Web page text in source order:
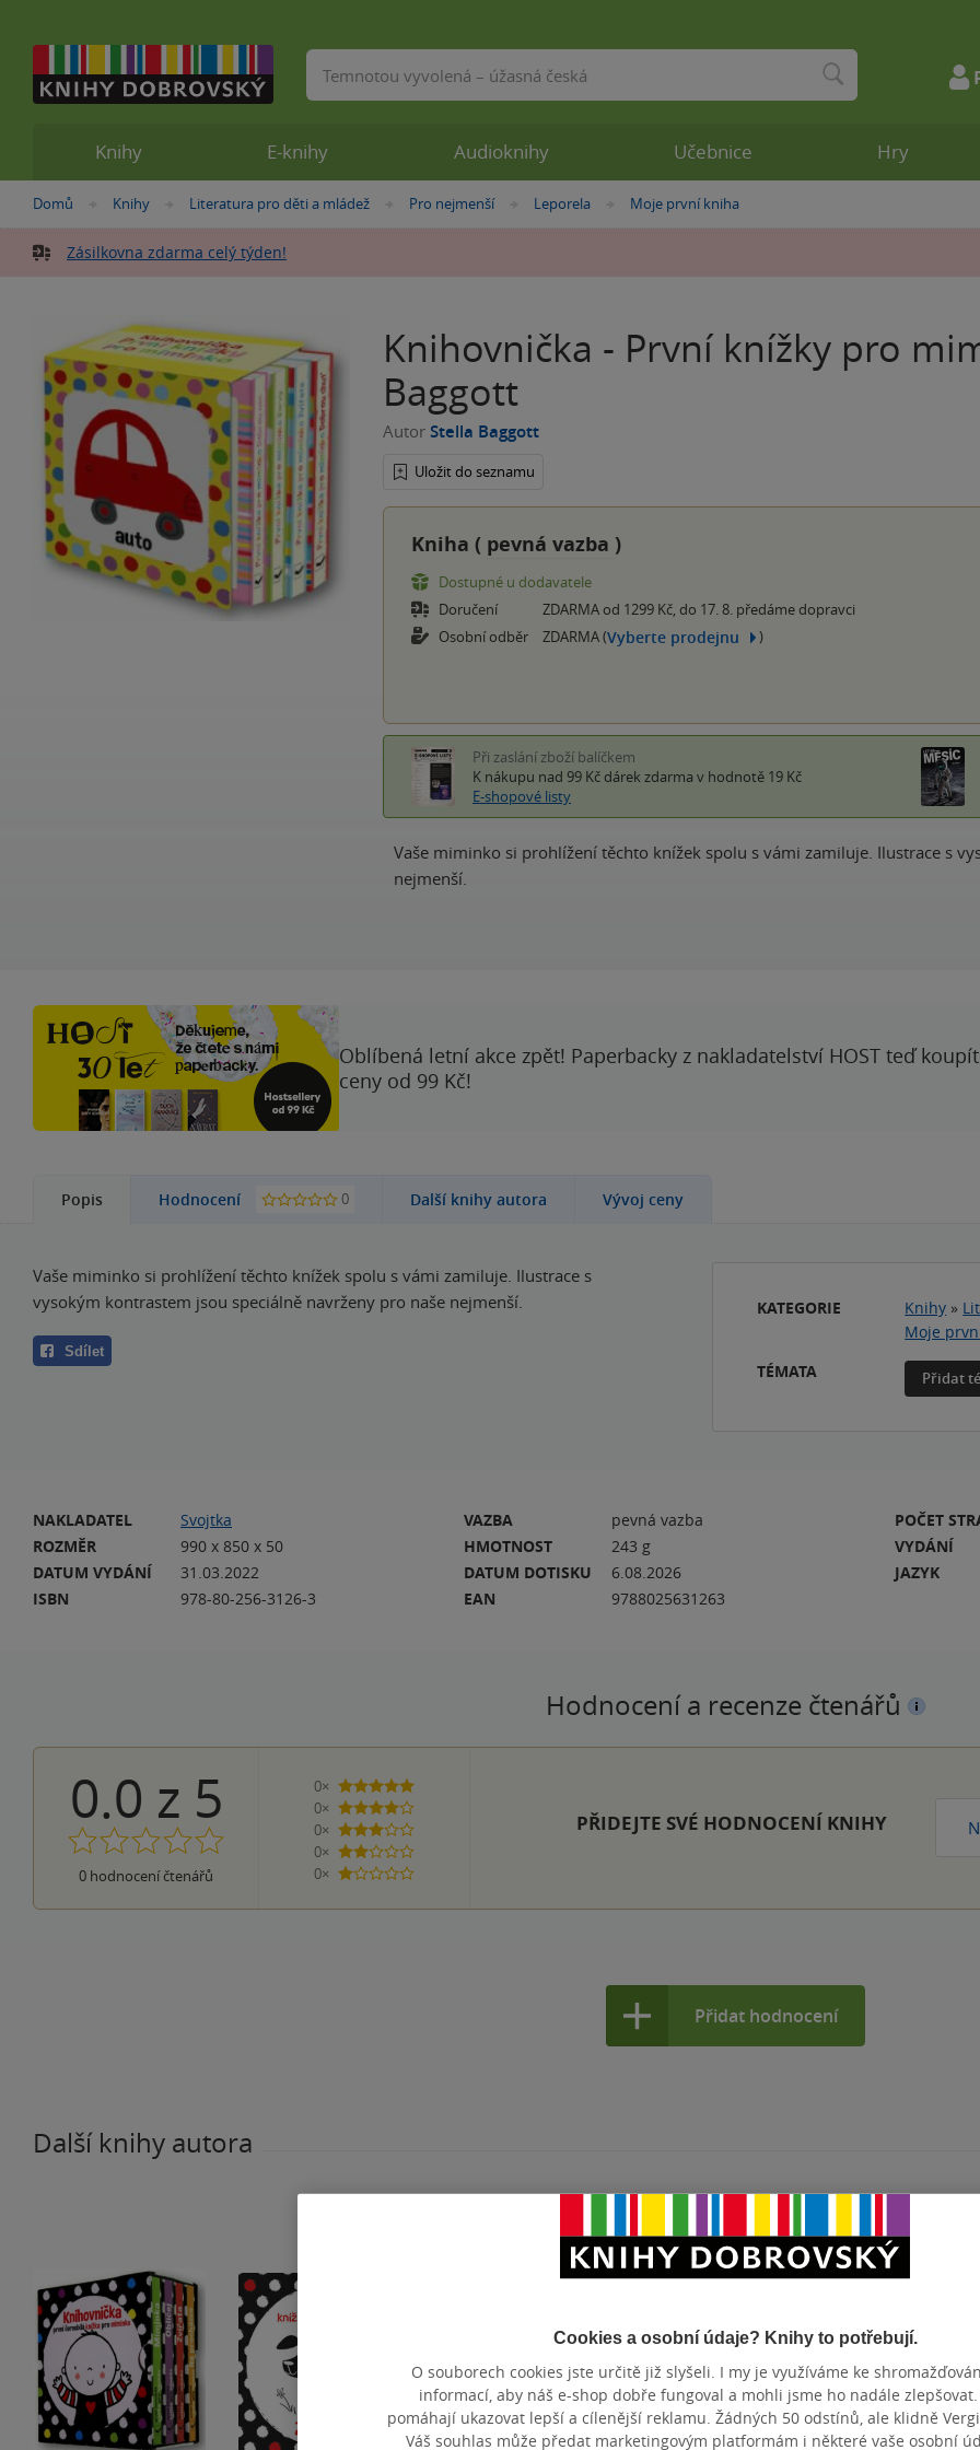
Nacházíte
zde:
Domů »
Knihy »
Literatura pro děti a mládež »Pro nejmenší »
Leporela »
Moje první kniha
Zásilkovna zdarma celý týden!
Knihovnička - První knížky pro
Baggott
Autor Stella Baggott
Uložit do seznamu
Kniha ( pevná vazba )
Dostupné u dodavatele
Doručení
ZDARMA od 1299 Kč, do 17. 8. předáme dopravci
Osobní odběr
ZDARMA (Vyberte prodejnu )
Při zaslání zboží balíčkem
K nákupu nad 99 Kč dárek zdarma v hodnotě 19 Kč
E-shopové listy
Vaše miminko si prohlížení těchto knížek spolu s vámi zamiluje. Ilustrace s
nejmenší.
Oblíbená letní akce zpět! Paperbacky z nakladatelství HOST teď
ceny od 99 Kč!
Popis Hodnocení 0 Další knihy autora Vývoj ceny
Vaše miminko si prohlížení těchto knížek spolu s vámi zamiluje. Ilustrace s
vysokým kontrastem jsou speciálně navrženy pro naše nejmenší.
Sdílet
KATEGORIE Knihy »
Moje
TÉMATA
Přidat
NAKLADATEL
Svojtka
ROZMĚR
990 x 850 x 50
DATUM VYDÁNÍ
31.03.2022
ISBN
978-80-256-3126-3
VAZBA
pevná vazba
HMOTNOST
243 g
DATUM DOTISKU
6.08.2026
EAN
9788025631263
POČET
VYDÁNÍ
JAZYK
Hodnocení a recenze čtenářů
0.0 z 5
0 hodnocení čtenářů
0×
5 hvězdiček
0×
4 hvězdičky
0×
3 hvězdičky
0×
2 hvězdičky
0×
1 hvezdička
PŘIDEJTE SVÉ HODNOCENÍ KNIHY
Přidat hodnocení
Další knihy autora
Knihy E-knihy Audioknihy Učebnice Hry
Vyhledávání
Cookies a osobní údaje? Knihy to potřebují.
O souborech cookies jste určitě již slyšeli. I my je využíváme ke
informací, aby náš e-shop dobře fungoval a mohli jsme ho nadále zlepšovat.
pomáhají ukazovat lepší a cílenější reklamu. Žádných 50 odstínů, ale klidně
Váš souhlas může předat marketingovým platformám i některé vaše osobní